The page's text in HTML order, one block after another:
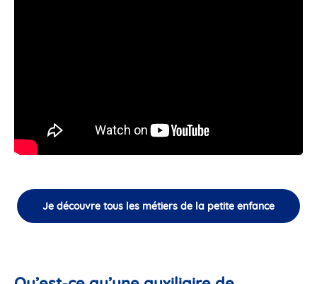
Je découvre tous les métiers de la petite enfance